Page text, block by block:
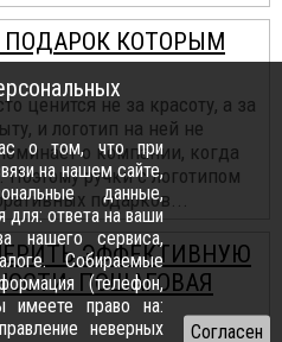
КОТОРЫМ
ценится не за красоту, а за
и логотип на ней не
о компании, когда
ручки с логотипом
подарков...
ЭФФЕКТИВНУЮ
ПОШАГОВАЯ
о том, что при
на нашем сайте,
данные,
для: ответа на ваши
нашего сервиса,
Собираемые
(телефон,
имеете право на:
неверных